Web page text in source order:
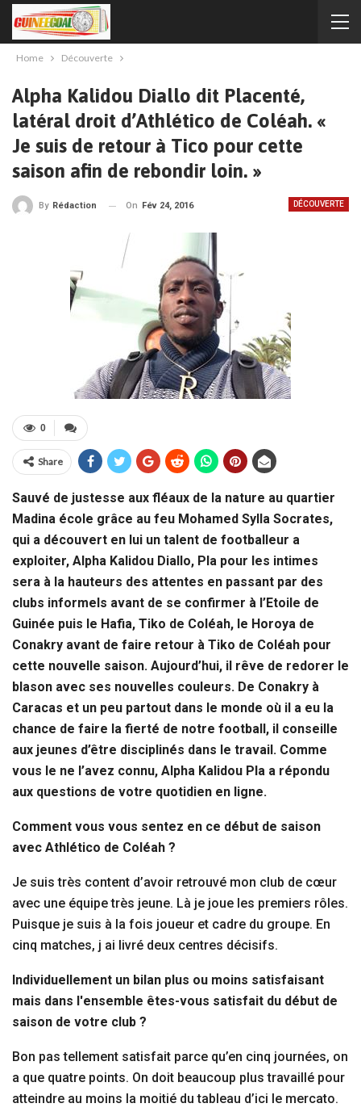
Home Découverte
Alpha Kalidou Diallo dit Placenté,
latéral droit d’Athlético de Coléah. «
Je suis de retour à Tico pour cette
saison afin de rebondir loin. »
DÉCOUVERTE
By Rédaction On Fév 24, 2016
0
Share
Sauvé de justesse aux fléaux de la nature au quartier
Madina école grâce au feu Mohamed Sylla Socrates,
qui a découvert en lui un talent de footballeur a
exploiter, Alpha Kalidou Diallo, Pla pour les intimes
sera à la hauteurs des attentes en passant par des
clubs informels avant de se confirmer à l’Etoile de
Guinée puis le Hafia, Tiko de Coléah, le Horoya de
Conakry avant de faire retour à Tiko de Coléah pour
cette nouvelle saison. Aujourd’hui, il rêve de redorer le
blason avec ses nouvelles couleurs. De Conakry à
Caracas et un peu partout dans le monde où il a eu la
chance de faire la fierté de notre football, il conseille
aux jeunes d’être disciplinés dans le travail. Comme
vous le ne l’avez connu, Alpha Kalidou Pla a répondu
aux questions de votre quotidien en ligne.
Comment vous vous sentez en ce début de saison
avec Athlético de Coléah ?
Je suis très content d’avoir retrouvé mon club de cœur
avec une équipe très jeune. Là je joue les premiers rôles.
Puisque je suis à la fois joueur et cadre du groupe. En
cinq matches, j ai livré deux centres décisifs.
Individuellement un bilan plus ou moins satisfaisant
mais dans l'ensemble êtes-vous satisfait du début de
saison de votre club ?
Bon pas tellement satisfait parce qu’en cinq journées, on
a que quatre points. On doit beaucoup plus travaillé pour
atteindre au moins la moitié du tableau d’ici le mercato.